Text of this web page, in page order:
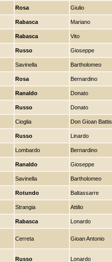
Rosa
Giulio
Rabasca
Mariano
Rabasca
Vito
Russo
Gioseppe
Savinella
Bartholomeo
Rosa
Bernardino
Ranaldo
Donato
Russo
Donato
Cioglia
Don Gioan
Russo
Linardo
Lombardo
Bernardino
Ranaldo
Gioseppe
Savinella
Bartholomeo
Rotundo
Baltassarre
Strangia
Attilio
Rabasca Lonardo
Cerreta Gioan Antonio
Russo Lonardo